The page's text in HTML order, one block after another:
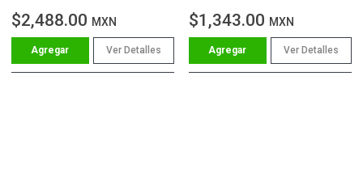
$2,488.00 MXN
Ver Detalles
$1,343.00 MXN
Ver Detalles